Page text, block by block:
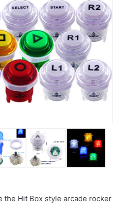
the Hit Box style arcade rocker